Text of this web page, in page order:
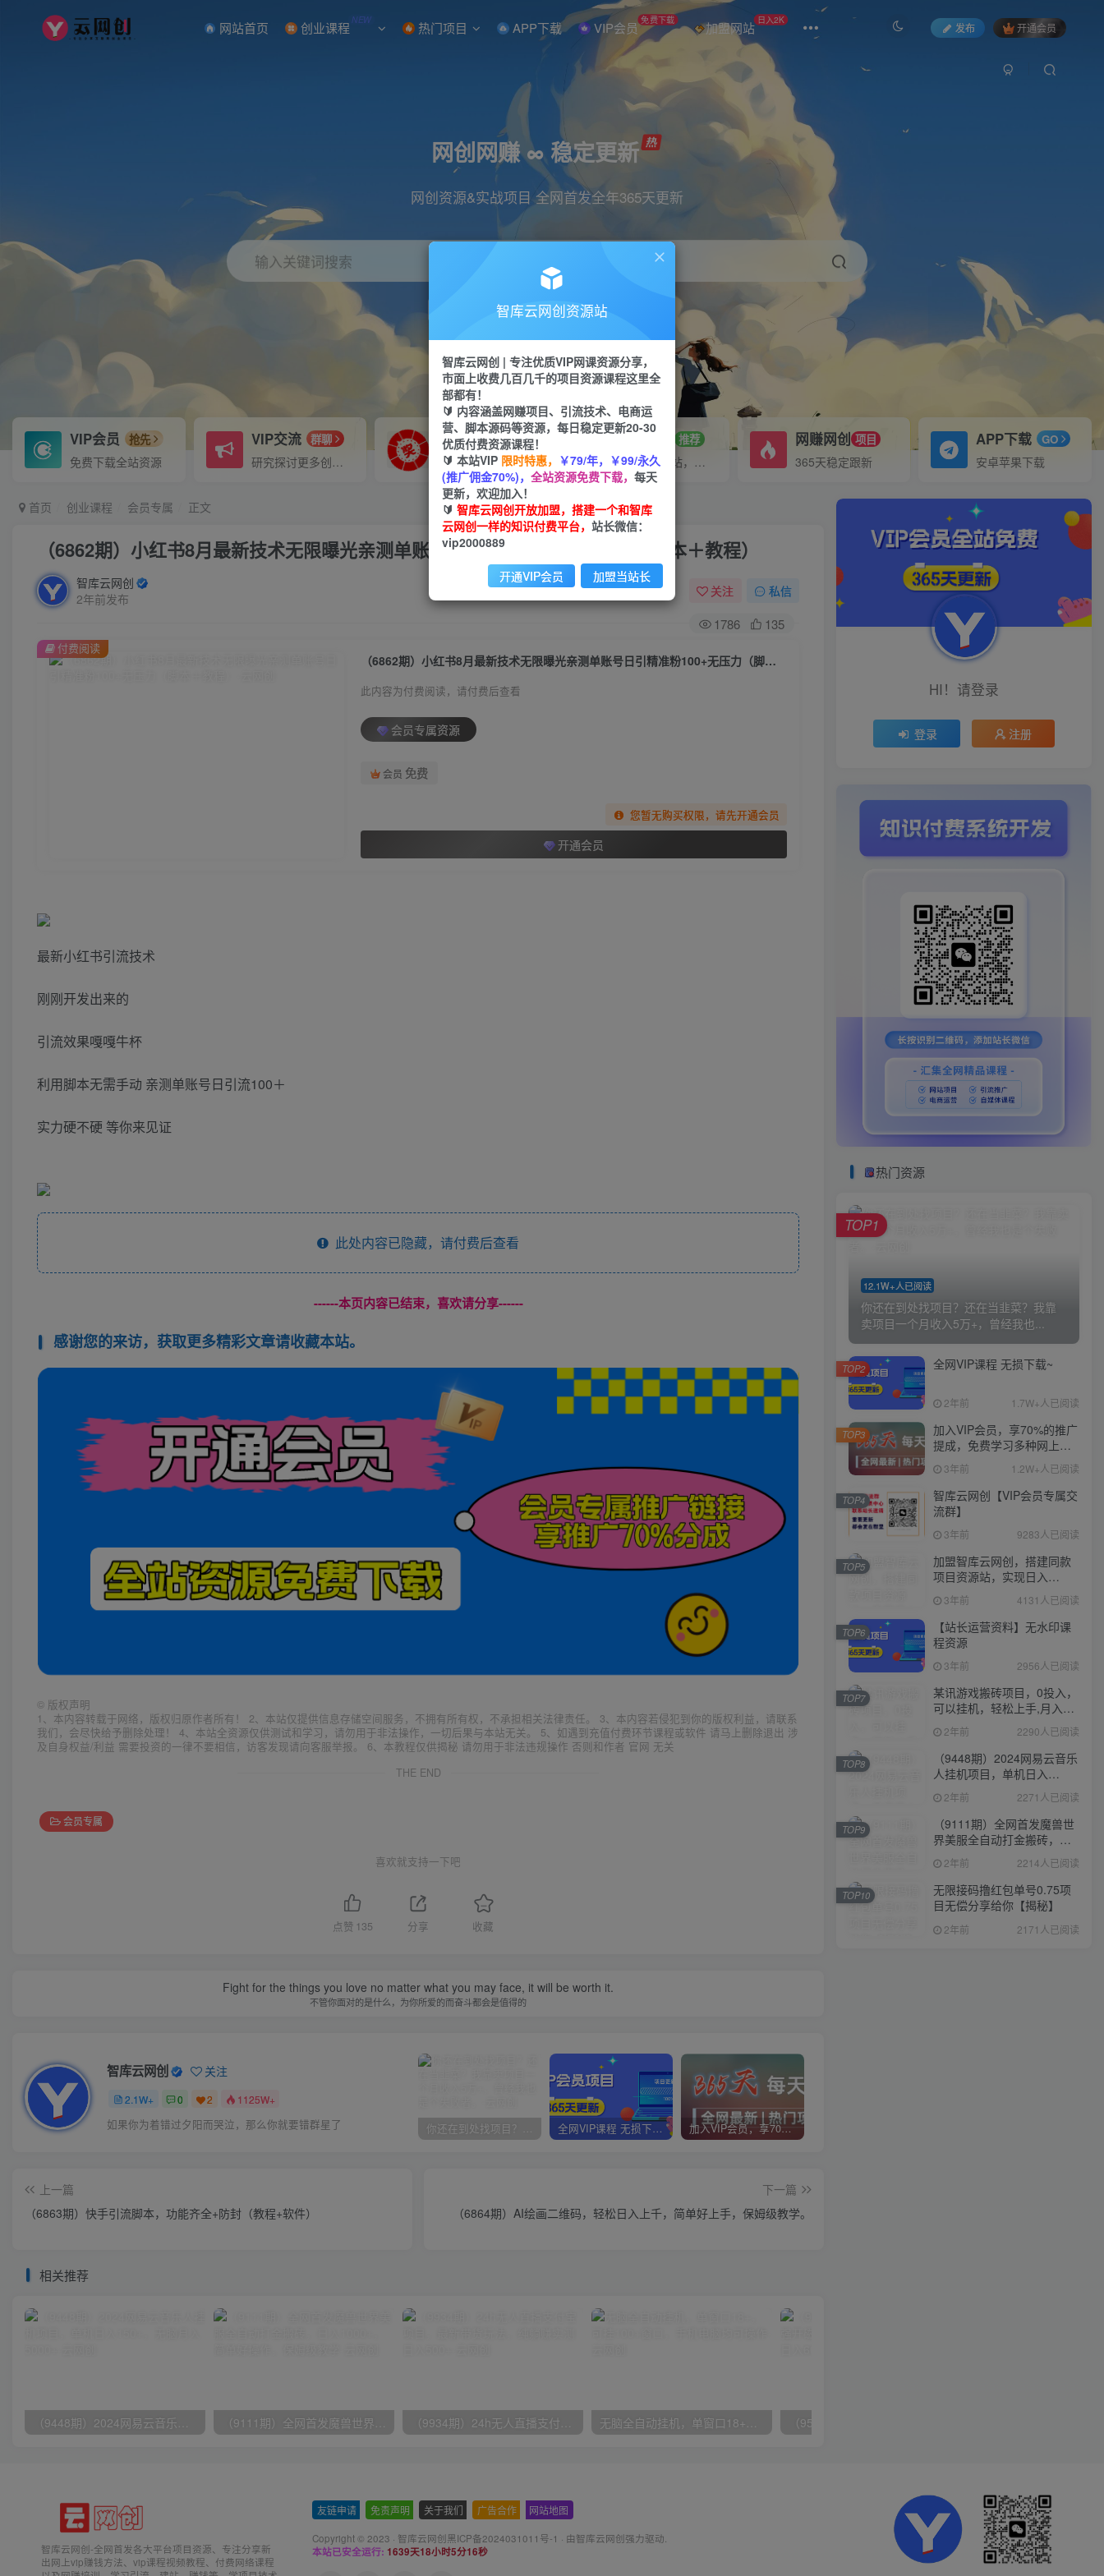
网站首页 创业课程 NEW 热门项目 APP下载 VIP会员 免费下载 加盟网站 日入2K
发布 开通会员
网创网赚 ∞ 稳定更新
网创资源&实战项目 全网首发全年365天更新
输入关键词搜索
直播 小红书 剪辑
VIP会员 抢先
免费下载全站资源
VIP交流 群聊
研究探讨更多创业项目路子。
VIP推广
70%分佣
会员专属推广链接
招募站长 推荐
搭建同款网站，自己当老板
网赚网创 项目
365天稳定跟新
APP下载 GO
安卓苹果下载
首页 创业课程 会员专属 正文
（6862期）小红书8月最新技术无限曝光亲测单账号日引精准粉100+无压力（脚本＋教程）
智库云网创
2年前发布
关注 私信
1786 135
（6862期）小红书8月最新技术无限曝光亲测单账号日引精准粉100+无压力（脚本＋教程）
此内容为付费阅读，请付费后查看
会员专属资源
会员 免费
您暂无购买权限，请先开通会员
开通会员
付费阅读
最新小红书引流技术
刚刚开发出来的
引流效果嘎嘎牛杯
利用脚本无需手动 亲测单账号日引流100＋
实力硬不硬 等你来见证
此处内容已隐藏，请付费后查看
------本页内容已结束，喜欢请分享------
感谢您的来访，获取更多精彩文章请收藏本站。
© 版权声明
1、本内容转载于网络，版权归原作者所有！ 2、本站仅提供信息存储空间服务，不拥有所有权，不承担相关法律责任。 3、本内容若侵犯到你的版权利益，请联系
我们，会尽快给予删除处理！ 4、本站全资源仅供测试和学习，请勿用于非法操作，一切后果与本站无关。 5、如遇到充值付费环节课程或软件 请马上删除退出 涉
及自身权益/利益 需要投资的一律不要相信，访客发现请向客服举报。 6、本教程仅供揭秘 请勿用于非法违规操作 否则和作者 官网 无关
THE END
会员专属
喜欢就支持一下吧
点赞 135 分享 收藏
Fight for the things you love no matter what you may face, it will be worth it.
不管你面对的是什么，为你所爱的而奋斗都会是值得的
智库云网创 关注
2.1W+ 0 2 1125W+
如果你为着错过夕阳而哭泣，那么你就要错群星了 你还在到处找项目？还在当韭菜？我靠卖项目一个月收入5万+，曾经我也是个失败者。 全网VIP课程 无损下载~ 加入VIP会员，享70%的推广提成，免费学习多种网上创业课程，菜鸟秒变大神！
上一篇
（6863期）快手引流脚本，功能齐全+防封（教程+软件）
下一篇
（6864期）AI绘画二维码，轻松日入上千，简单好上手，保姆级教学。
相关推荐
（9448期）2024网易云音乐人挂机项目，单机日入150+，无脑月入5000+ （9111期）全网首发魔兽世界美服全自动打金搬砖，日入1000+，简单好操作，保姆级教学 （9934期）24h无人直播支付宝项目，最新带货玩法，纯躺赚实测日入500+ 无脑全自动挂机，单窗口18+，可挂100+窗口，手机电脑均可操作
HI！请登录
登录 注册
热门资源
12.1W+人已阅读
你还在到处找项目？还在当韭菜？我靠
卖项目一个月收入5万+，曾经我也...
TOP1
全网VIP课程 无损下载~
2年前 1.7W+人已阅读
TOP2
加入VIP会员，享70%的推广
提成，免费学习多种网上创
业课程，菜鸟秒变大神！
3年前 1.2W+人已阅读
TOP3
智库云网创【VIP会员专属交
流群】
3年前 9283人已阅读
TOP4
加盟智库云网创，搭建同款
项目资源站，实现日入
2000+
3年前 4131人已阅读
TOP5
【站长运营资料】无水印课
程资源
3年前 2956人已阅读
TOP6
某讯游戏搬砖项目，0投入，
可以挂机，轻松上手,月入
3000+上不封顶
2年前 2290人已阅读
TOP7
（9448期）2024网易云音乐
人挂机项目，单机日入
150+，无脑月入5000+
2年前 2271人已阅读
TOP8
（9111期）全网首发魔兽世
界美服全自动打金搬砖，日
入1000+，简单好操作，保
姆级教学
2年前 2214人已阅读
TOP9
无限接码撸红包单号0.75项
目无偿分享给你【揭秘】
2年前 2171人已阅读
TOP10
智库云网创-全网首发各大平台项目资源、专注分享新
出网上vip赚钱方法、vip课程视频教程、付费网络课程
友链申请 免责声明 关于我们 广告合作 网站地图
Copyright © 2023 · 智库云网创黑ICP备2024031011号-1 · 由智库云网创强力驱动.
本站已安全运行: 1639天18小时5分18秒
智库云网创资源站
智库云网创 | 专注优质VIP网课资源分享，
市面上收费几百几千的项目资源课程这里全
部都有！
🔰 内容涵盖网赚项目、引流技术、电商运
营、脚本源码等资源，每日稳定更新20-30
优质付费资源课程！
🔰 本站VIP 限时特惠， ￥79/年，￥99/永久
(推广佣金70%)， 全站资源免费下载， 每天
更新，欢迎加入！
🔰 智库云网创开放加盟，搭建一个和智库
云网创一样的知识付费平台， 站长微信：
vip2000889
开通VIP会员 加盟当站长